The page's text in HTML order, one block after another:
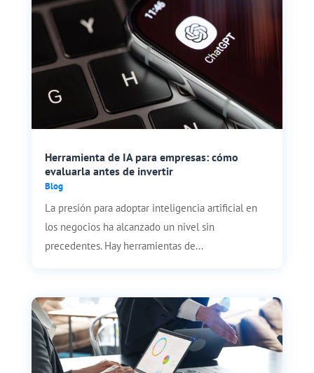
Herramienta de IA para empresas: cómo
evaluarla antes de invertir
Blog
La presión para adoptar inteligencia artificial en
los negocios ha alcanzado un nivel sin
precedentes. Hay herramientas de...